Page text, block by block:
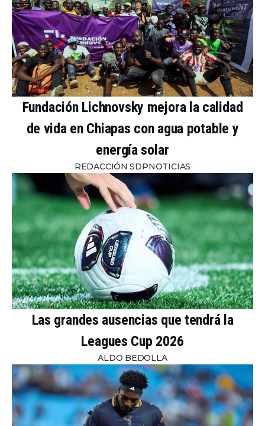
Fundación Lichnovsky mejora la calidad
de vida en Chiapas con agua potable y
energía solar
REDACCIÓN SDPNOTICIAS
Las grandes ausencias que tendrá la
Leagues Cup 2026
ALDO BEDOLLA